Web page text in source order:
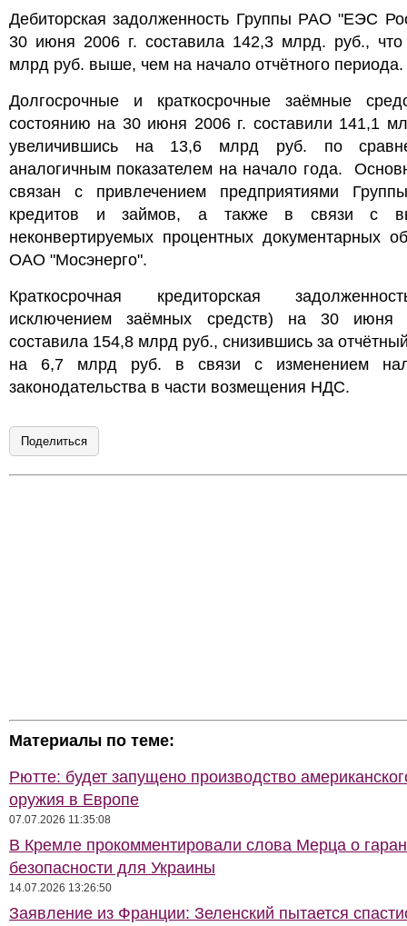
Дебиторская задолженность Группы РАО "ЕЭС
30 июня 2006 г. составила 142,3 млрд. руб.,
млрд руб. выше, чем на начало отчётного периода.
Долгосрочные и краткосрочные заёмные
состоянию на 30 июня 2006 г. составили 141,1
увеличившись на 13,6 млрд руб. по
аналогичным показателем на начало года.
связан с привлечением предприятиями
кредитов и займов, а также в связи с
неконвертируемых процентных документарных
ОАО "Мосэнерго".
Краткосрочная кредиторская
исключением заёмных средств) на 30 июня
составила 154,8 млрд руб., снизившись за
на 6,7 млрд руб. в связи с изменением
законодательства в части возмещения НДС.
Поделиться
Материалы по теме:
Рютте: будет запущено производство
оружия в Европе
07.07.2026 11:35:08
В Кремле прокомментировали слова Мерца о
безопасности для Украины
14.07.2026 13:26:50
Заявление из Франции: Зеленский пытается